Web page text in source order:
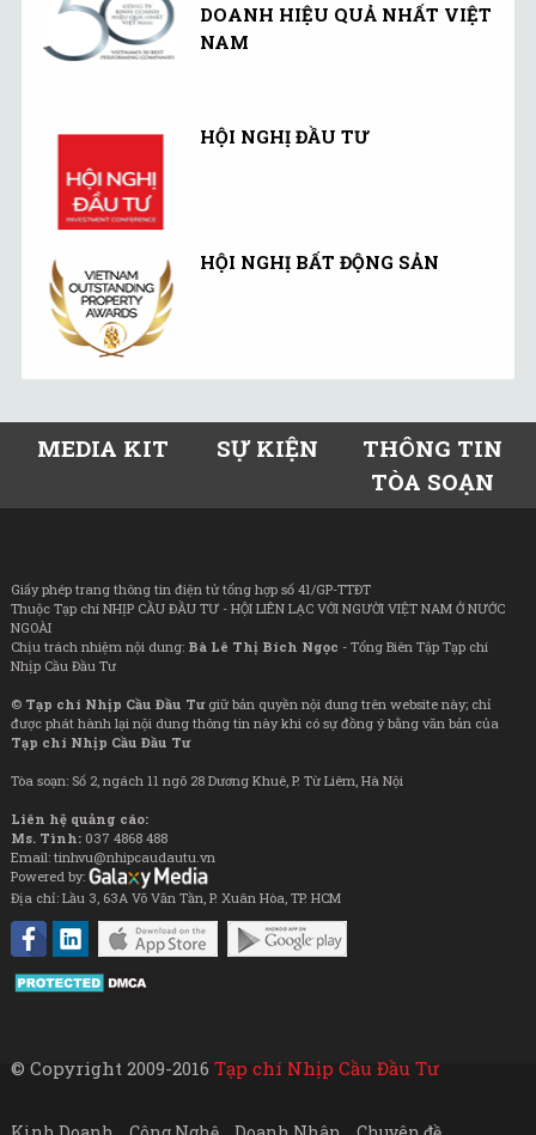
DOANH HIỆU QUẢ NHẤT VIỆT
NAM
HỘI NGHỊ ĐẦU TƯ
HỘI NGHỊ BẤT ĐỘNG SẢN
MEDIA KIT SỰ KIỆN
THÔNG TIN
TÒA SOẠN
Giấy phép trang thông tin điện tử tổng hợp số 41/GP-TTĐT
Thuộc Tạp chí NHỊP CẦU ĐẦU TƯ - HỘI LIÊN LẠC VỚI NGƯỜI VIỆT NAM Ở NƯỚC
NGOÀI
Chịu trách nhiệm nội dung: Bà Lê Thị Bích Ngọc - Tổng Biên Tập Tạp chí
Nhịp Cầu Đầu Tư
© Tạp chí Nhịp Cầu Đầu Tưgiữ bản quyền nội dung trên website này; chỉ
được phát hành lại nội dung thông tin này khi có sự đồng ý bằng văn bản của
Tạp chí Nhịp Cầu Đầu Tư
Tòa soạn: Số 2, ngách 11 ngõ 28 Dương Khuê, P. Từ Liêm, Hà Nội
Liên hệ quảng cáo:
Ms. Tình: 037 4868 488
Email: tinhvu@nhipcaudautu.vn
Powered by:
Địa chỉ: Lầu 3, 63A Võ Văn Tần, P. Xuân Hòa, TP. HCM
© Copyright 2009-2016 Tạp chí Nhịp Cầu Đầu Tư